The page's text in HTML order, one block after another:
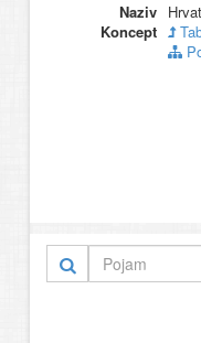
Naziv
Koncept